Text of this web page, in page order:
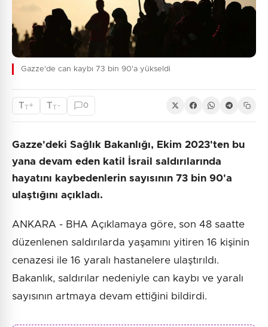
Gazze'de can kaybı 73 bin 90'a yükseldi
TT+ TT - 0
Gazze'deki Sağlık Bakanlığı, Ekim 2023'ten bu
yana devam eden katil İsrail saldırılarında
hayatını kaybedenlerin sayısının 73 bin 90'a
ulaştığını açıkladı.
ANKARA - BHA Açıklamaya göre, son 48 saatte
düzenlenen saldırılarda yaşamını yitiren 16 kişinin
cenazesi ile 16 yaralı hastanelere ulaştırıldı.
Bakanlık, saldırılar nedeniyle can kaybı ve yaralı
sayısının artmaya devam ettiğini bildirdi.